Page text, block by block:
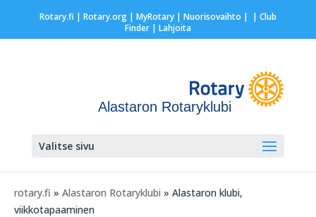
Rotary.fi | Rotary.org| MyRotary | Nuorisovaihto | | Club
Finder| Lahjoita
Alastaron Rotaryklubi
Valitse sivu
rotary.fi » Alastaron Rotaryklubi » Alastaron klubi,
viikkotapaaminen